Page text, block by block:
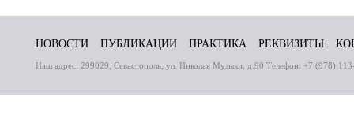
НОВОСТИ ПУБЛИКАЦИИ ПРАКТИКА РЕКВИЗИТЫ
Наш адрес: 299029, Севастополь, ул. Николая Музыки, д.90 Телефон: +7 (978)